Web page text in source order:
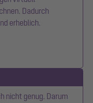
Dadurch
erheblich.
nicht genug. Darum